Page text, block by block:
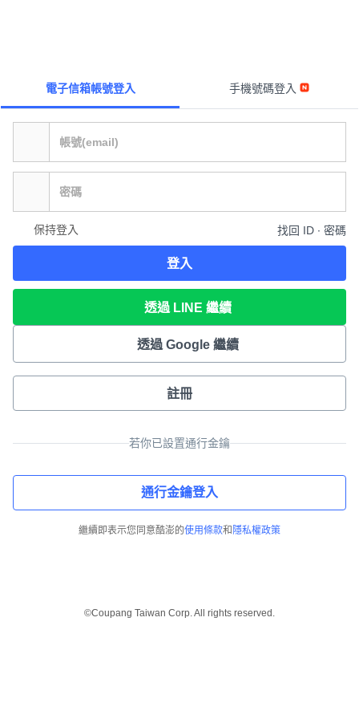
電子信箱帳號登入 手機號碼登入
保持登入 找回 ID ∙ 密碼
登入
透過 LINE 繼續
透過 Google 繼續
註冊
若你已設置通行金鑰
通行金鑰登入
繼續即表示您同意酷澎的使用條款和 隱私權政策
©Coupang Taiwan Corp. All rights reserved.